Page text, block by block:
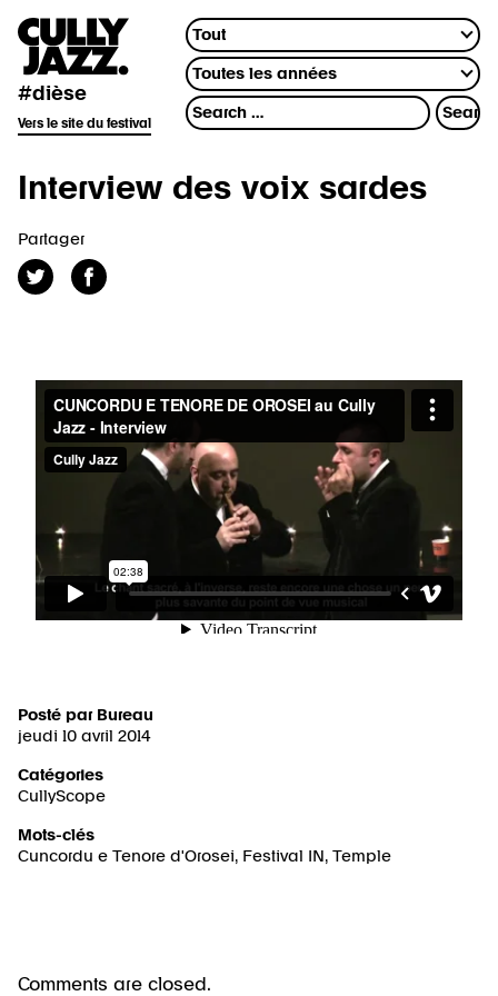
#dièse
Vers le site du festival
Interview des voix sardes
Partager
Posté par Bureau
jeudi 10 avril 2014
Catégories
CullyScope
Mots-clés
Cuncordu e Tenore d'Orosei, Festival IN , Temple
Comments are closed.